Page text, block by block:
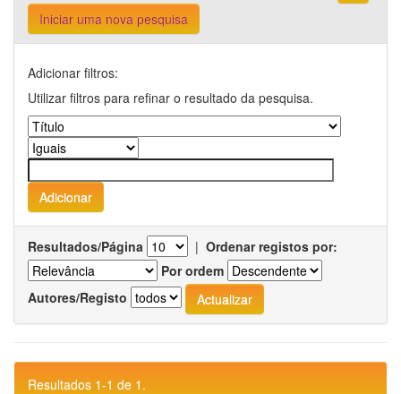
Iniciar uma nova pesquisa
Adicionar filtros:
Utilizar filtros para refinar o resultado da pesquisa.
Resultados/Página | Ordenar registos por:
Por ordem
Autores/Registo
Resultados 1-1 de 1.